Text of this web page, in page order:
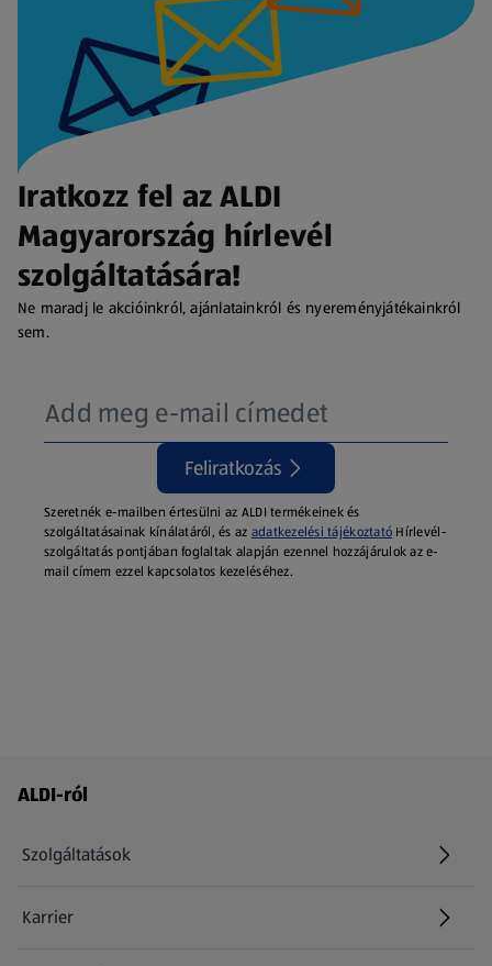
Iratkozz fel az ALDI
Magyarország hírlevél
szolgáltatására!
Ne maradj le akcióinkról, ajánlatainkról és nyereményjátékainkról
sem.
Feliratkozás
Szeretnék e-mailben értesülni az ALDI termékeinek és
szolgáltatásainak kínálatáról, és az adatkezelési tájékoztató Hírlevél-
szolgáltatás pontjában foglaltak alapján ezennel hozzájárulok az e-
mail címem ezzel kapcsolatos kezeléséhez.
Láblécmenü - további linkek
ALDI-ról
Szolgáltatások
Karrier
(új oldalon nyílik meg)